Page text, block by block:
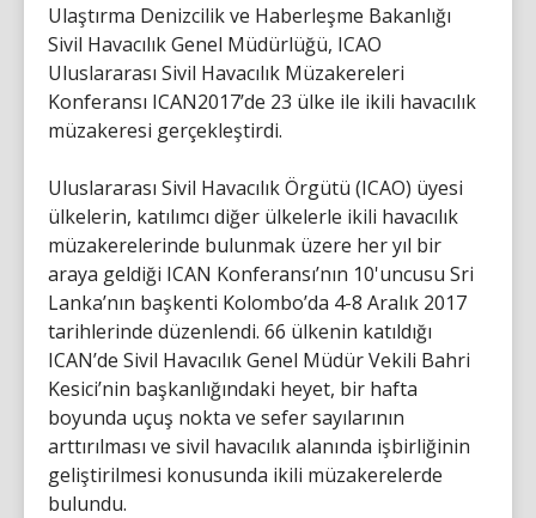
Ulaştırma Denizcilik ve Haberleşme Bakanlığı
Sivil Havacılık Genel Müdürlüğü, ICAO
Uluslararası Sivil Havacılık Müzakereleri
Konferansı ICAN2017’de 23 ülke ile ikili havacılık
müzakeresi gerçekleştirdi.
Uluslararası Sivil Havacılık Örgütü (ICAO) üyesi
ülkelerin, katılımcı diğer ülkelerle ikili havacılık
müzakerelerinde bulunmak üzere her yıl bir
araya geldiği ICAN Konferansı’nın 10'uncusu Sri
Lanka’nın başkenti Kolombo’da 4-8 Aralık 2017
tarihlerinde düzenlendi. 66 ülkenin katıldığı
ICAN’de Sivil Havacılık Genel Müdür Vekili Bahri
Kesici’nin başkanlığındaki heyet, bir hafta
boyunda uçuş nokta ve sefer sayılarının
arttırılması ve sivil havacılık alanında işbirliğinin
geliştirilmesi konusunda ikili müzakerelerde
bulundu.